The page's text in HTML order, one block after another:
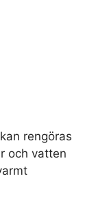
rengöras
och vatten